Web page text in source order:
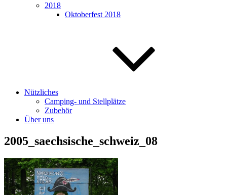
2018
Oktoberfest 2018
Nützliches
Camping- und Stellplätze
Zubehör
Über uns
2005_saechsische_schweiz_08